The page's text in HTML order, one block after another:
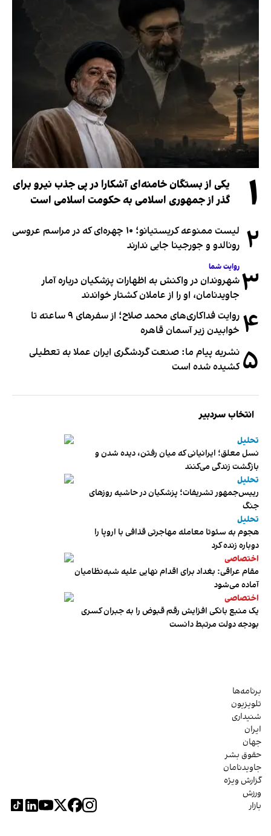
۱
یکی از بستگان خامنه‌ای آشکارا در پی جذب نیرو برای
گذر از جمهوری اسلامی به حکومت اسلامی است
۲
لیست ممنوعه کریستیانو؛ ۱۰ چهره‌ای که در مراسم عروسی
رونالدو و جورجینا جایی ندارند
۳ روایت شما
شهروندان در واکنش به اظهارات پزشکیان درباره آمار
جاویدنامان، او را از عاملان کشتار خواندند
۴
روایت فداکاری‌های محمد صلاح؛ از سفرهای ۹ ساعته تا
خوابیدن زیر آسمان قاهره
۵ نشریه پیام ما: صنعت گردشگری ایران عملا به تعطیلی
کشیده شده است
انتخاب سردبیر
تحلیل
نسل معلق؛ ایرانیانی که میان رفتن، دیده شدن و
بازگشت زندگی می‌کنند
تحلیل
رییس‌جمهور تشریفات؛ پزشکیان در حاشیه روزهای
جنگ
تحلیل
هجوم به سئوتا معامله مهاجرتی قذافی با اروپا را
دوباره زنده کرد
اختصاصی
مقام عراقی: بغداد برای اقدام نهایی علیه شبه‌نظامیان
آماده می‌شود
اختصاصی
یک منبع بانکی افزایش رقم قبوض را به جبران کسری
بودجه دولت مرتبط دانست
برنامه‌ها
تلویزیون
شنیداری
ایران
جهان
حقوق بشر
جاویدنامان
گزارش ویژه
ورزش
بازار